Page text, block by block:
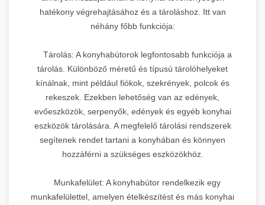
hatékony végrehajtásához és a tároláshoz. Itt van
néhány főbb funkciója:
Tárolás: A konyhabútorok legfontosabb funkciója a
tárolás. Különböző méretű és típusú tárolóhelyeket
kínálnak, mint például fiókok, szekrények, polcok és
rekeszek. Ezekben lehetőség van az edények,
evőeszközök, serpenyők, edények és egyéb konyhai
eszközök tárolására. A megfelelő tárolási rendszerek
segítenek rendet tartani a konyhában és könnyen
hozzáférni a szükséges eszközökhöz.
Munkafelület: A konyhabútor rendelkezik egy
munkafelülettel, amelyen ételkészítést és más konyhai